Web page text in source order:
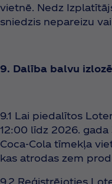
vietnē. Nedz
sniedzis nepareizu
9. Dalība balvu izlozē
9.1 Lai piedalītos
12:00 līdz 2026.
Coca‑Cola tīmekļa
kas atrodas zem
9.2 Reģistrējoties